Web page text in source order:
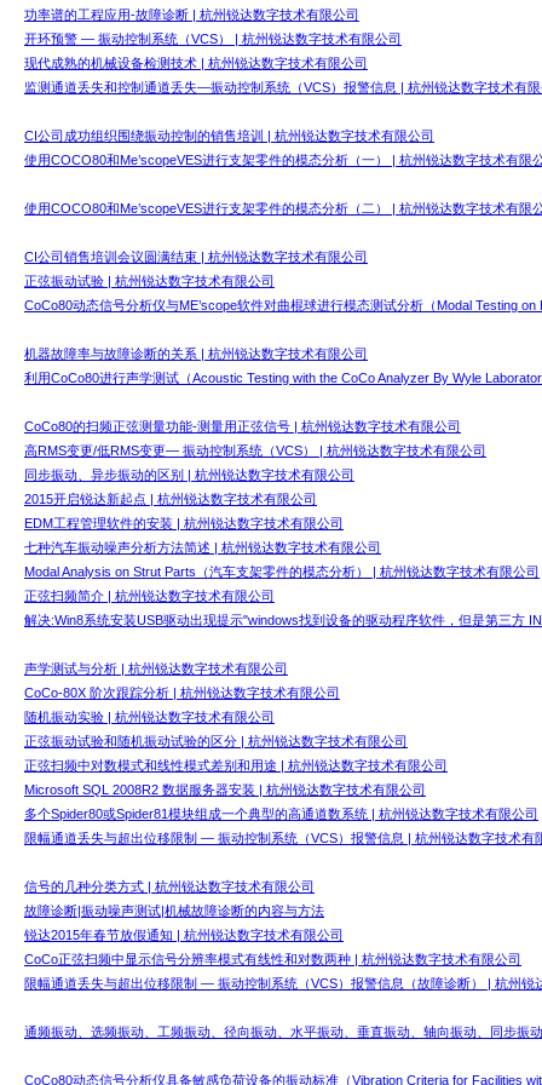
功率谱的工程应用-故障诊断 | 杭州锐达数字技术有限公司
开环预警 — 振动控制系统（VCS） | 杭州锐达数字技术有限公司
现代成熟的机械设备检测技术 | 杭州锐达数字技术有限公司
监测通道丢失和控制通道丢失—振动控制系统（VCS）报警信息 | 杭州锐达数字技术有
CI公司成功组织围绕振动控制的销售培训 | 杭州锐达数字技术有限公司
使用COCO80和Me’scopeVES进行支架零件的模态分析（一） | 杭州锐达数字技术有限
使用COCO80和Me’scopeVES进行支架零件的模态分析（二） | 杭州锐达数字技术有限
CI公司销售培训会议圆满结束 | 杭州锐达数字技术有限公司
正弦振动试验 | 杭州锐达数字技术有限公司
CoCo80动态信号分析仪与ME’scope软件对曲棍球进行模态测试分析（Modal Testing
机器故障率与故障诊断的关系 | 杭州锐达数字技术有限公司
利用CoCo80进行声学测试（Acoustic Testing with the CoCo Analyzer By Wyle
CoCo80的扫频正弦测量功能-测量用正弦信号 | 杭州锐达数字技术有限公司
高RMS变更/低RMS变更— 振动控制系统（VCS） | 杭州锐达数字技术有限公司
同步振动、异步振动的区别 | 杭州锐达数字技术有限公司
2015开启锐达新起点 | 杭州锐达数字技术有限公司
EDM工程管理软件的安装 | 杭州锐达数字技术有限公司
七种汽车振动噪声分析方法简述 | 杭州锐达数字技术有限公司
Modal Analysis on Strut Parts（汽车支架零件的模态分析） | 杭州锐达数字技术有限公司
正弦扫频简介 | 杭州锐达数字技术有限公司
解决:Win8系统安装USB驱动出现提示"windows找到设备的驱动程序软件，但是第三方
声学测试与分析 | 杭州锐达数字技术有限公司
CoCo-80X 阶次跟踪分析 | 杭州锐达数字技术有限公司
随机振动实验 | 杭州锐达数字技术有限公司
正弦振动试验和随机振动试验的区分 | 杭州锐达数字技术有限公司
正弦扫频中对数模式和线性模式差别和用途 | 杭州锐达数字技术有限公司
Microsoft SQL 2008R2 数据服务器安装 | 杭州锐达数字技术有限公司
多个Spider80或Spider81模块组成一个典型的高通道数系统 | 杭州锐达数字技术有限公司
限幅通道丢失与超出位移限制 — 振动控制系统（VCS）报警信息 | 杭州锐达数字技术有
信号的几种分类方式 | 杭州锐达数字技术有限公司
故障诊断|振动噪声测试|机械故障诊断的内容与方法
锐达2015年春节放假通知 | 杭州锐达数字技术有限公司
CoCo正弦扫频中显示信号分辨率模式有线性和对数两种 | 杭州锐达数字技术有限公司
限幅通道丢失与超出位移限制 — 振动控制系统（VCS）报警信息（故障诊断） | 杭州锐
通频振动、选频振动、工频振动、径向振动、水平振动、垂直振动、轴向振动、同步振
CoCo80动态信号分析仪具备敏感负荷设备的振动标准（Vibration Criteria for Facilities